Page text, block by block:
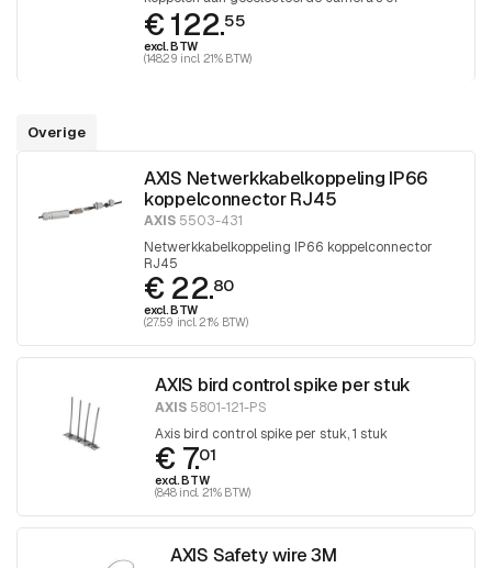
apparaten, waardoor het situationeel bewustzijn
wordt verbeterd
€ 122.55
excl. BTW
(148.29 incl. 21% BTW)
Overige
AXIS Netwerkkabelkoppeling IP66
koppelconnector RJ45
AXIS 5503-431
Netwerkkabelkoppeling IP66 koppelconnector
RJ45
€ 22.80
excl. BTW
(27.59 incl. 21% BTW)
AXIS bird control spike per stuk
AXIS 5801-121-PS
Axis bird control spike per stuk, 1 stuk
€ 7.01
excl. BTW
(8.48 incl. 21% BTW)
AXIS Safety wire 3M